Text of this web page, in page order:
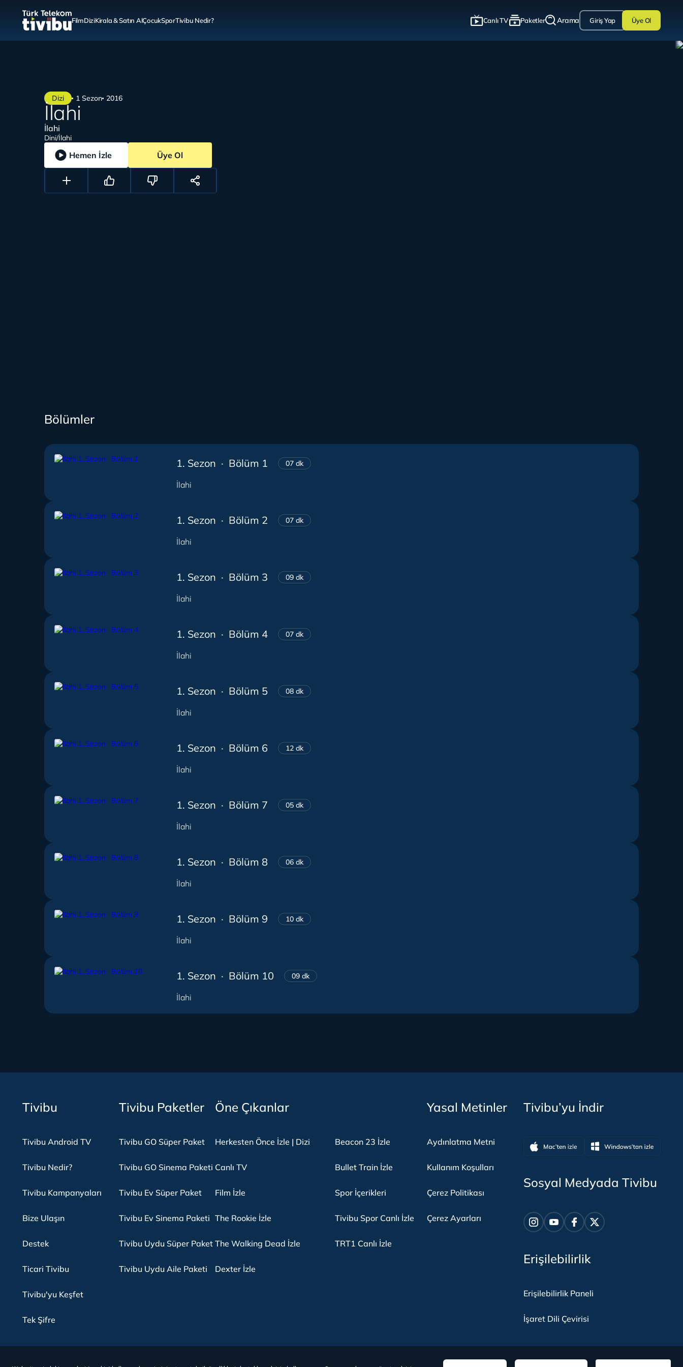
FilmDiziKirala & Satın AlÇocukSporTivibu Nedir? Canlı TV Paketler Arama Giriş Yap Üye Ol
Dizi 1 Sezon 2016
İlahi
İlahi
Dini/İlahi
Hemen İzle Üye Ol
Bölümler
1. Sezon · Bölüm 1 07 dk
İlahi
1. Sezon · Bölüm 2 07 dk
İlahi
1. Sezon · Bölüm 3 09 dk
İlahi
1. Sezon · Bölüm 4 07 dk
İlahi
1. Sezon · Bölüm 5 08 dk
İlahi
1. Sezon · Bölüm 6 12 dk
İlahi
1. Sezon · Bölüm 7 05 dk
İlahi
1. Sezon · Bölüm 8 06 dk
İlahi
1. Sezon · Bölüm 9 10 dk
İlahi
1. Sezon · Bölüm 10 09 dk
İlahi
Tivibu
Tivibu Android TV
Tivibu Nedir?
Tivibu Kampanyaları
Bize Ulaşın
Destek
Ticari Tivibu
Tivibu'yu Keşfet
Tek Şifre
Tivibu Paketler
Tivibu GO Süper Paket
Tivibu GO Sinema Paketi
Tivibu Ev Süper Paket
Tivibu Ev Sinema Paketi
Tivibu Uydu Süper Paket
Tivibu Uydu Aile Paketi
Öne Çıkanlar
Herkesten Önce İzle | Dizi
Canlı TV
Film İzle
The Rookie İzle
The Walking Dead İzle
Dexter İzle
Beacon 23 İzle
Bullet Train İzle
Spor İçerikleri
Tivibu Spor Canlı İzle
TRT1 Canlı İzle
Yasal Metinler
Aydınlatma Metni
Kullanım Koşulları
Çerez Politikası
Çerez Ayarları
Tivibu’yu İndir
Sosyal Medyada Tivibu
Erişilebilirlik
Erişilebilirlik Paneli
İşaret Dili Çevirisi